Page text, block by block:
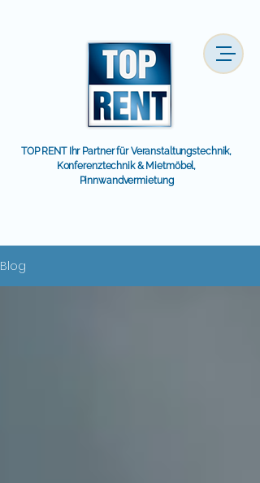
TOP RENT Ihr Partner für Veranstaltungstechnik,
Konferenztechnik & Mietmöbel,
Pinnwandvermietung
Blog